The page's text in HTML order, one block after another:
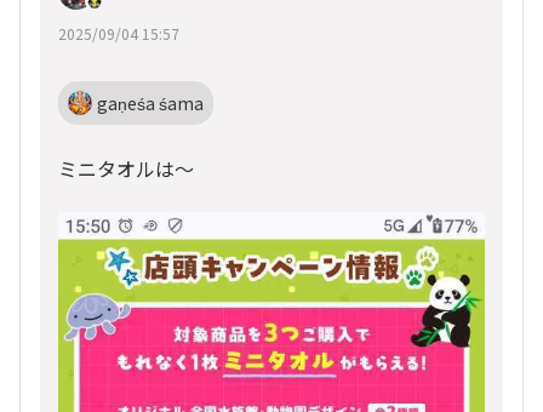
2025/09/04 15:57
gaṇeśa śama
ミニタオルは～